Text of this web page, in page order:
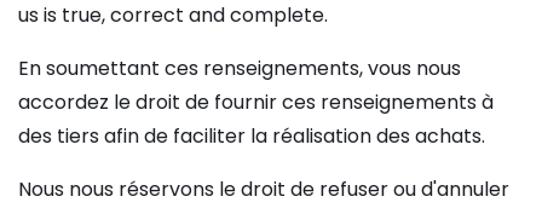
us is true, correct and complete.
En soumettant ces renseignements, vous nous
accordez le droit de fournir ces renseignements à
des tiers afin de faciliter la réalisation des achats.
Nous nous réservons le droit de refuser ou d'annuler